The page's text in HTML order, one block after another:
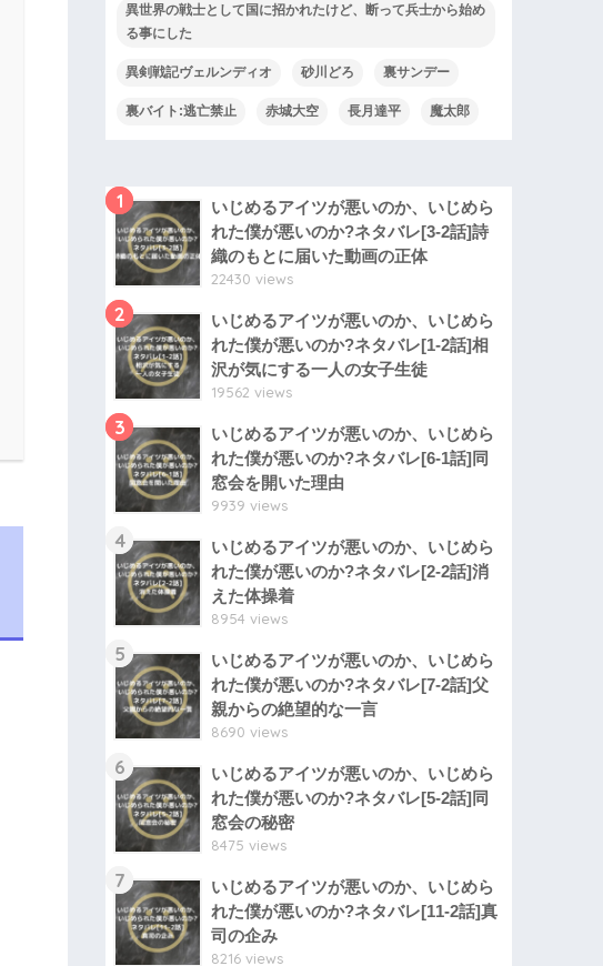
異世界の戦士として国に招かれたけど、断って兵士から始め
る事にした
異剣戦記ヴェルンディオ 砂川どろ 裏サンデー
裏バイト:逃亡禁止 赤城大空 長月達平 魔太郎
1
いじめるアイツが悪いのか、いじめら
れた僕が悪いのか?ネタバレ[3-2話]詩
織のもとに届いた動画の正体
22430 views
2
いじめるアイツが悪いのか、いじめら
れた僕が悪いのか?ネタバレ[1-2話]相
沢が気にする一人の女子生徒
19562 views
3
いじめるアイツが悪いのか、いじめら
れた僕が悪いのか?ネタバレ[6-1話]同
窓会を開いた理由
9939 views
4
いじめるアイツが悪いのか、いじめら
れた僕が悪いのか?ネタバレ[2-2話]消
えた体操着
8954 views
5
いじめるアイツが悪いのか、いじめら
れた僕が悪いのか?ネタバレ[7-2話]父
親からの絶望的な一言
8690 views
6
いじめるアイツが悪いのか、いじめら
れた僕が悪いのか?ネタバレ[5-2話]同
窓会の秘密
8475 views
7
いじめるアイツが悪いのか、いじめら
れた僕が悪いのか?ネタバレ[11-2話]真
司の企み
8216 views